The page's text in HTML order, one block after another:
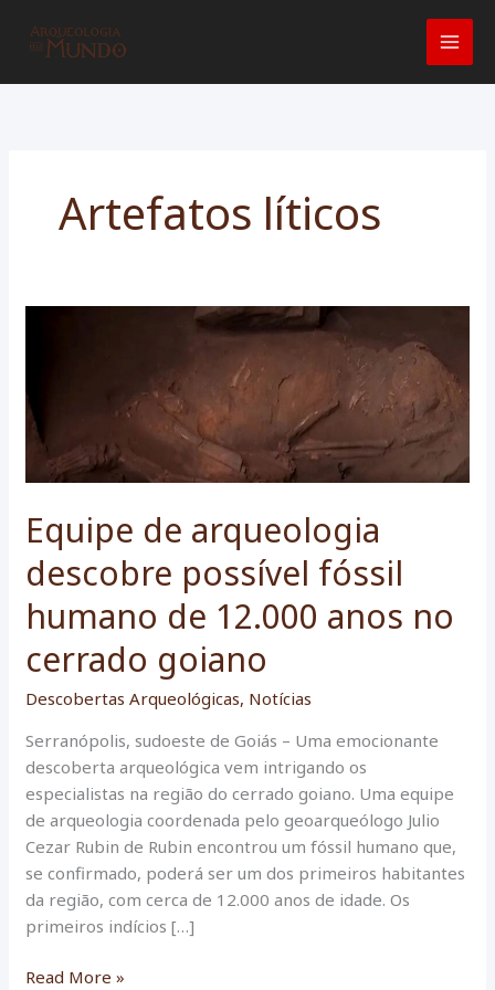
para
Artefatos líticos
Equipe de arqueologia
descobre possível fóssil
humano de 12.000 anos no
cerrado goiano
Descobertas Arqueológicas, Notícias
Serranópolis, sudoeste de Goiás – Uma emocionante
descoberta arqueológica vem intrigando os
especialistas na região do cerrado goiano. Uma equipe
de arqueologia coordenada pelo geoarqueólogo Julio
Cezar Rubin de Rubin encontrou um fóssil humano que,
se confirmado, poderá ser um dos primeiros habitantes
da região, com cerca de 12.000 anos de idade. Os
primeiros indícios […]
Equipe
Read More »